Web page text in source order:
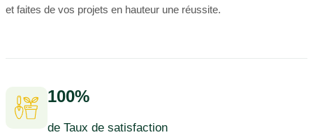
et faites de vos projets en hauteur une réussite.
100%
de Taux de satisfaction